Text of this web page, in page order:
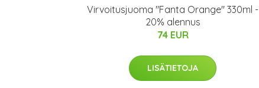
Virvoitusjuoma "Fanta Orange" 330ml -
20% alennus
74 EUR
LISÄTIETOJA